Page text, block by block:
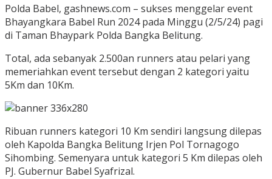
Polda Babel, gashnews.com – sukses menggelar event
Bhayangkara Babel Run 2024 pada Minggu (2/5/24) pagi
di Taman Bhaypark Polda Bangka Belitung.
Total, ada sebanyak 2.500an runners atau pelari yang
memeriahkan event tersebut dengan 2 kategori yaitu
5Km dan 10Km.
Ribuan runners kategori 10 Km sendiri langsung dilepas
oleh Kapolda Bangka Belitung Irjen Pol Tornagogo
Sihombing. Semenyara untuk kategori 5 Km dilepas oleh
PJ. Gubernur Babel Syafrizal.